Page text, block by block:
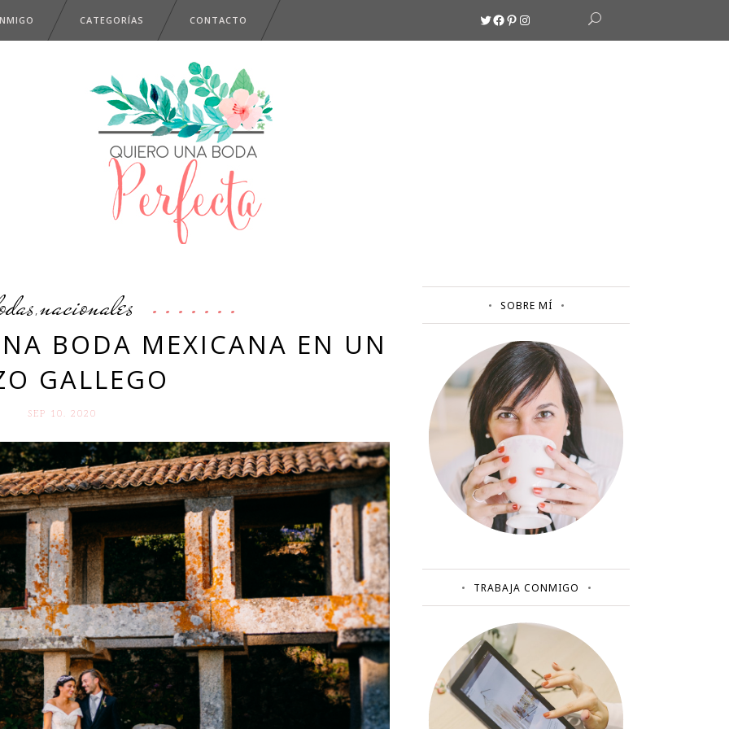
CATEGORÍAS CONTACTO Twitter
Facebook
Pinterest
Instagram
,nacionales
BODA MEXICANA EN UN
GALLEGO
SEP 10. 2020
SOBRE MÍ
TRABAJA CONMIGO